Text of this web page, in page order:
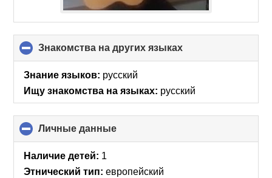
Знакомства на других языках
to
contents
Знание языков: русский
Ищу знакомства на языках: русский
Личные данные
to
contents
Наличие детей: 1
Этнический тип: европейский